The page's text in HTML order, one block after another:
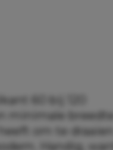
60 bij 120
minimale breedte
om te draaien.
Handig, want